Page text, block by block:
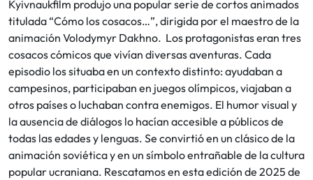
Kyivnaukfilm produjo una popular serie de cortos animados
titulada “Cómo los cosacos…”, dirigida por el maestro de la
animación Volodymyr Dakhno. Los protagonistas eran tres
cosacos cómicos que vivían diversas aventuras. Cada
episodio los situaba en un contexto distinto: ayudaban a
campesinos, participaban en juegos olímpicos, viajaban a
otros países o luchaban contra enemigos. El humor visual y
la ausencia de diálogos lo hacían accesible a públicos de
todas las edades y lenguas. Se convirtió en un clásico de la
animación soviética y en un símbolo entrañable de la cultura
popular ucraniana. Rescatamos en esta edición de 2025 de